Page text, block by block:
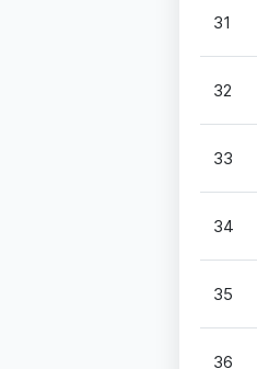
31
32
33
34
35
36